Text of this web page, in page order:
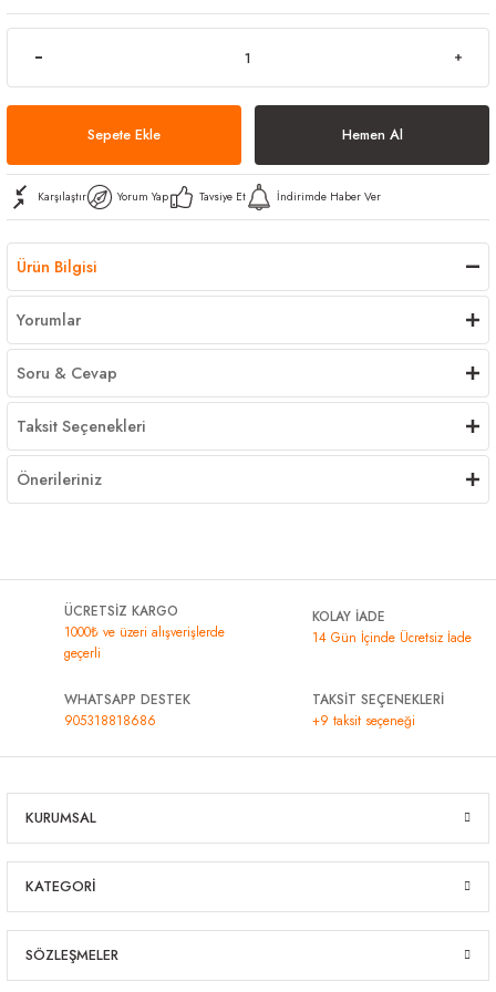
Mikrofiber Bezler
Sepete Ekle Hemen Al
Karşılaştır Yorum Yap Tavsiye Et İndirimde Haber Ver
Ürün Bilgisi
Yorumlar
Soru & Cevap
Taksit Seçenekleri
Önerileriniz
ÜCRETSİZ KARGO
1000₺ ve üzeri alışverişlerde
geçerli
KOLAY İADE
14 Gün İçinde Ücretsiz İade
WHATSAPP DESTEK
905318818686
TAKSİT SEÇENEKLERİ
+9 taksit seçeneği
KURUMSAL
KATEGORİ
SÖZLEŞMELER